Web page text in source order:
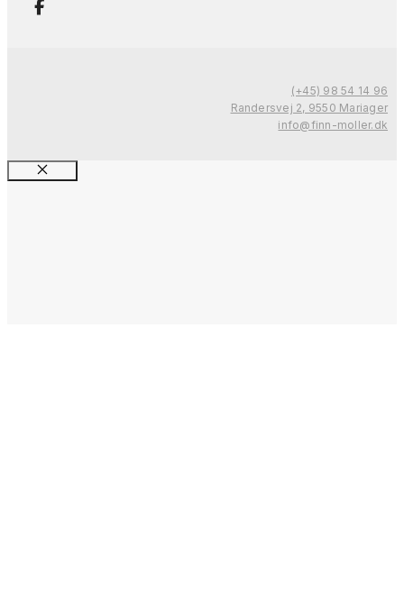
(+45) 98 54 14 96
Randersvej 2, 9550 Mariager
info@finn-moller.dk
Close